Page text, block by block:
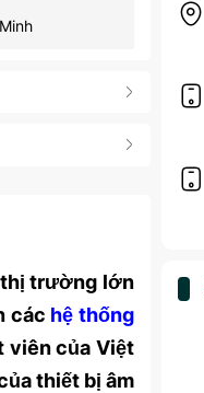
thị trường lớn
các hệ thống
viên của Việt
thiết bị âm